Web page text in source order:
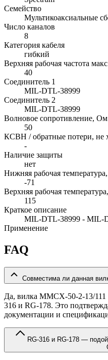
Семейство
Мультикоаксиальные
Число каналов
8
Категория кабеля
гибкий
Верхняя рабочая частота
40
Соединитель 1
MIL-DTL-38999
Соединитель 2
MIL-DTL-38999
Волновое сопротивление, Ом
50
КСВН / обратные потери, не
-
Наличие защиты
нет
Нижняя рабочая температура,
-71
Верхняя рабочая
115
Краткое описание
MIL-DTL-38999 - MIL-
Применение
FAQ
Совместима ли данная
Да, вилка MMCX-50-2-13/
316 и RG-178. Это
документации и